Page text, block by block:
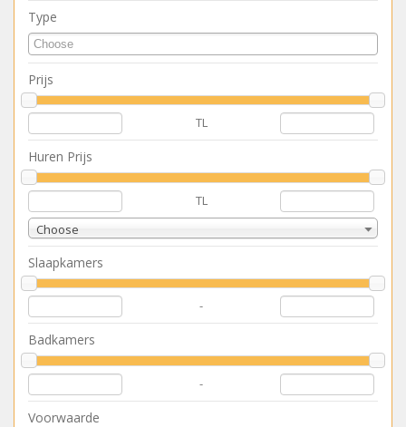
Type
Prijs
TL
Huren Prijs
TL
Choose
Slaapkamers
-
Badkamers
-
Voorwaarde